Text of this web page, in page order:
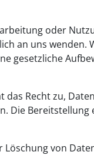
oder
an uns wenden.
gesetzliche
Recht zu,
Die Bereitstellung
von